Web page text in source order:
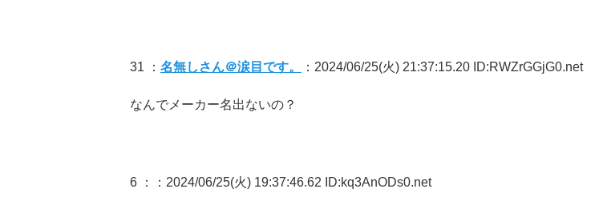
31 ： 名無しさん＠涙目です。 ：2024/06/25(火) 21:37:15.20 ID:RWZrGGjG0.net
なんでメーカー名出ないの？
6 ： ：2024/06/25(火) 19:37:46.62 ID:kq3AnODs0.net